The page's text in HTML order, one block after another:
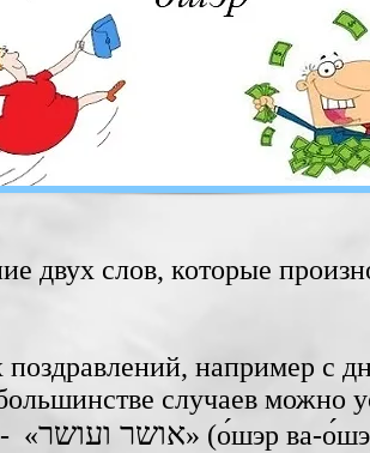
двух слов, которые
‏можно услышать пожелание
счастья и богатства ‏‎-‎‏ ‎«‎אושר ועושר‎» (о́шэр ва-